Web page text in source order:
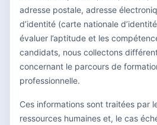
adresse postale, adresse
d’identité (carte nationale
évaluer l’aptitude et les
candidats, nous collectons
concernant le parcours de
professionnelle.
Ces informations sont traitées par
ressources humaines et, le cas